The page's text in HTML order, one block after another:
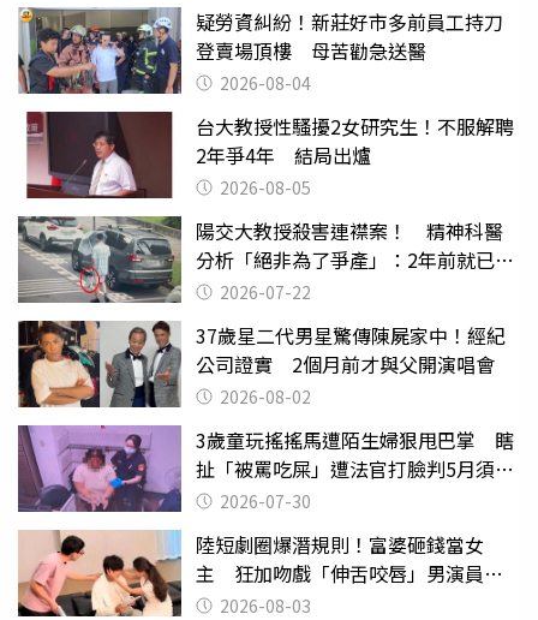
疑勞資糾紛！新莊好市多前員工持刀
登賣場頂樓 母苦勸急送醫
2026-08-04
台大教授性騷擾2女研究生！不服解聘
2年爭4年 結局出爐
2026-08-05
陽交大教授殺害連襟案！ 精神科醫
分析「絕非為了爭產」：2年前就已言
行詭異
2026-07-22
37歲星二代男星驚傳陳屍家中！經紀
公司證實 2個月前才與父開演唱會
2026-08-02
3歲童玩搖搖馬遭陌生婦狠甩巴掌 瞎
扯「被罵吃屎」遭法官打臉判5月須入
監 2026-07-30
陸短劇圈爆潛規則！富婆砸錢當女
主 狂加吻戲「伸舌咬唇」男演員崩
潰 2026-08-03